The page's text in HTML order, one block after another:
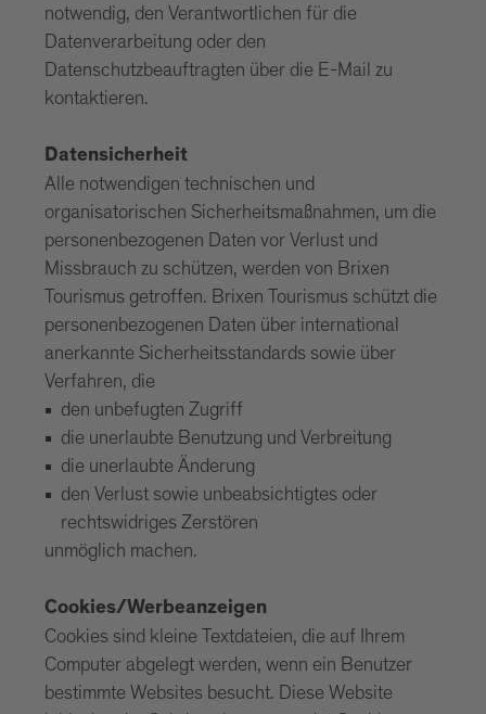
notwendig, den Verantwortlichen für die
Datenverarbeitung oder den
Datenschutzbeauftragten über die E-Mail zu
kontaktieren.
Datensicherheit
Alle notwendigen technischen und
organisatorischen Sicherheitsmaßnahmen, um die
personenbezogenen Daten vor Verlust und
Missbrauch zu schützen, werden von Brixen
Tourismus getroffen. Brixen Tourismus schützt die
personenbezogenen Daten über international
anerkannte Sicherheitsstandards sowie über
Verfahren, die
den unbefugten Zugriff
die unerlaubte Benutzung und Verbreitung
die unerlaubte Änderung
den Verlust sowie unbeabsichtigtes oder
rechtswidriges Zerstören
unmöglich machen.
Cookies/Werbeanzeigen
Cookies sind kleine Textdateien, die auf Ihrem
Computer abgelegt werden, wenn ein Benutzer
bestimmte Websites besucht. Diese Website